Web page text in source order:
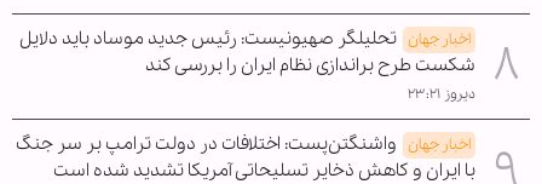
اخبار جهان تحلیلگر صهیونیست: رئیس جدید موساد باید دلایل
شکست طرح براندازی نظام ایران را بررسی کند
دیروز ۲۳:۲۱
اخبار جهان واشنگتن‌پست: اختلافات در دولت ترامپ بر سر جنگ
با ایران و کاهش ذخایر تسلیحاتی آمریکا تشدید شده است